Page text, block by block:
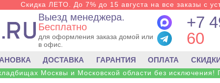
Скидка ЛЕТО. До 7% до 15 августа на все заказы с
Выезд менеджера.
Бесплатно
для оформления заказа домой или
в офис.
+7
60
ДОСТАВКА ГАРАНТИЯ ОПЛАТА
Москвы и Московской области без исключения!